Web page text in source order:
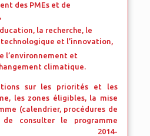
des PMEs et de
la recherche, le
et l’innovation,
l’environnement et
climatique.
sur les priorités et les
les zones éligibles, la mise
(calendrier, procédures de
consulter le programme
2014-